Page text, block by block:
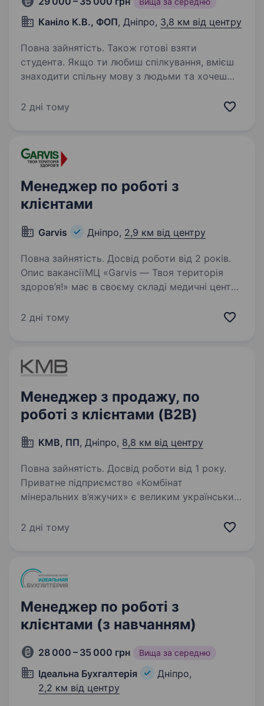
Каніло К.В., ФОП, Дніпро, 3,8 км від центру
Повна зайнятість. Також готові взяти
студента. Якщо ти любиш спілкування, вмієш
знаходити спільну мову з людьми та хочеш
тоді ми чекаємо саме на тебе! Що буде у твоїй
2 дні тому
Менеджер по роботі з
клієнтами
Garvis Дніпро, 2,9 км від центру
Повна зайнятість. Досвід роботи від 2 років.
Опис вакансіїМЦ «Garvis — Твоя територія
здоров’я!» має в своєму складі медичні центри
«Garvis», хірургічне відділення «Garvis»,
2 дні тому
Менеджер з продажу, по
роботі з клієнтами (B2B)
КМВ, ПП, Дніпро, 8,8 км від центру
Повна зайнятість. Досвід роботи від 1 року.
Приватне підприємство «Комбінат
мінеральних в’яжучих» є великим українським
каністри, банки, кришки, ін.) та імпортером
2 дні тому
Менеджер по роботі з
клієнтами (з навчанням)
28 000 – 35 000 грн Вища за середню
Ідеальна Бухгалтерія
Дніпро,
2,2 км від центру